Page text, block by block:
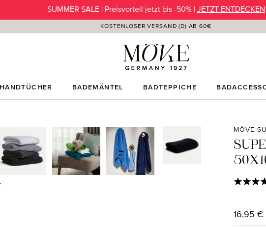
SUMMER SALE | Preisvorteil jetzt bis -50% | JETZT ENTDECKEN
KOSTENLOSER VERSAND (D) AB 60€
HANDTÜCHER BADEMÄNTEL BADTEPPICHE
MÖVE
16,95 €